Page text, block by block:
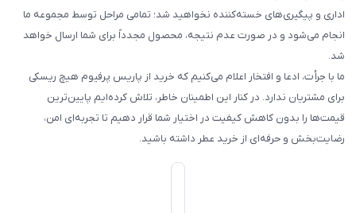
اداری و پیگیری‌های خسته‌کننده نخواهید شد؛ تمامی مراحل توسط مجموعه ما
انجام می‌شود و در صورت عدم نتیجه، محصول مجدداً برای شما ارسال خواهد
شد.
ما با جرأت، ادعا و افتخار اعلام می‌کنیم که خرید از پاریس پرفیوم هیچ ریسکی
برای مشتریان ندارد. در کنار این اطمینان خاطر، تلاش کرده‌ایم پایین‌ترین
قیمت‌ها را بدون کاهش کیفیت در اختیار شما قرار دهیم تا تجربه‌ای امن،
رضایت‌بخش و حرفه‌ای از خرید عطر داشته باشید.